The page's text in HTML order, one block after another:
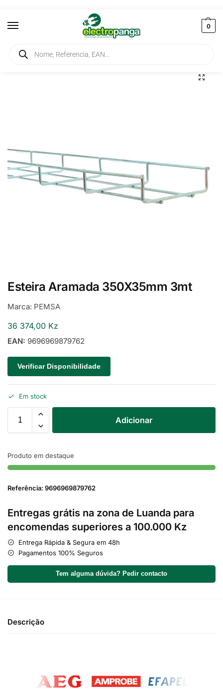
0
Início / Instalação / Caminhos de Cabo
Esteira Aramada 350X35mm 3mt
Marca: PEMSA
36 374,00 Kz
EAN: 9696969879762
Verificar Disponibilidade
Em stock
Adicionar
Produto em destaque
Referência: 9696969879762
Entregas grátis na zona de Luanda para
encomendas superiores a 100.000 Kz
Entrega Rápida & Segura em 48h
Pagamentos 100% Seguros
Tem alguma dúvida? Pedir contacto
Descrição